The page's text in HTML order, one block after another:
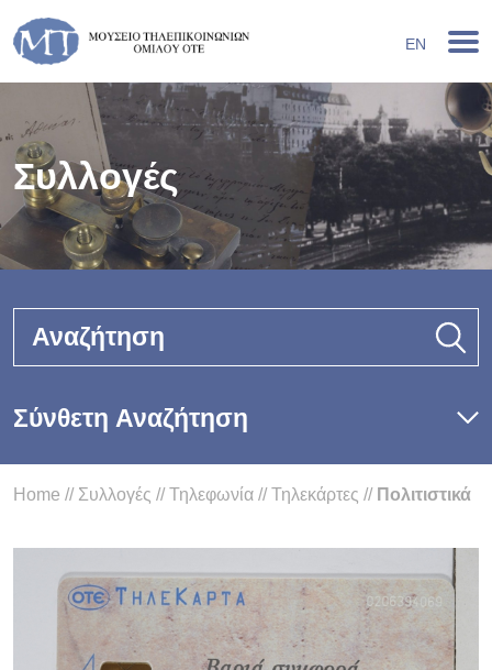
EN
Συλλογές
Αναζήτηση
Σύνθετη Αναζήτηση
Home // Συλλογές //Τηλεφωνία //Τηλεκάρτες // Πολιτιστικά